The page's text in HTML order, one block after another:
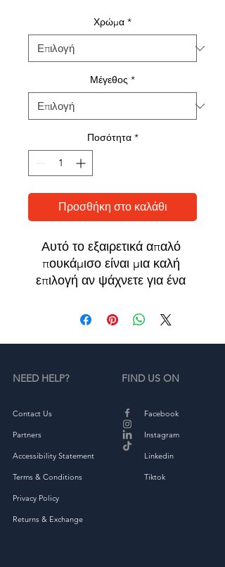
Χρώμα *
Μέγεθος *
Ποσότητα *
Προσθήκη στο καλάθι
Αυτό το εξαιρετικά απαλό
πουκάμισο είναι μια καλή
επιλογή αν ψάχνετε για ένα
μπλουζάκι.
• Βάρος υφάσματος: 4,3
• 32 μονά
• Ύφασμα πλυμένο
• Σετ-in 1 × 1 βρεφικό γιακά
• Κενό προϊόν που προέρχεται
από τη Νικαράγουα ή την
NEED HELP?
Contact Us
Partners
Accessibility Statement
Terms & Conditions
Privacy Policy
Returns & Exchange
FIND US ON
Facebook
Instagram
Linkedin
Tiktok